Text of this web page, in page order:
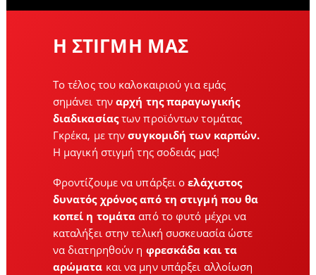
Η ΣΤΙΓΜΗ ΜΑΣ
Το τέλος του καλοκαιριού για εμάς
σημάνει τηναρχή της παραγωγικής
διαδικασίαςτων προϊόντων τομάτας
Γκρέκα, με τηνσυγκομιδή των καρπών.
Η μαγική στιγμή της σοδειάς μας!
Φροντίζουμε να υπάρξει οελάχιστος
δυνατός χρόνος από τη στιγμή που θα
κοπεί η τομάτα από το φυτό μέχρι να
καταλήξει στην τελική συσκευασία ώστε
να διατηρηθούν η φρεσκάδα και τα
αρώματα και να μην υπάρξει αλλοίωση